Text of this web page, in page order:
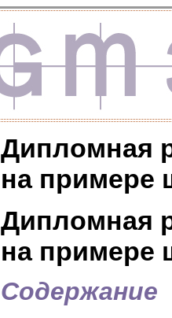
Дипломная
на примере
Дипломная
на примере
Содержание